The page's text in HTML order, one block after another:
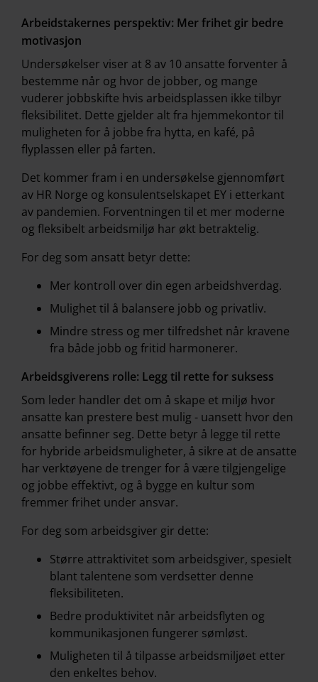
Arbeidstakernes perspektiv: Mer frihet gir bedre
motivasjon
Undersøkelser viser at 8 av 10 ansatte forventer å
bestemme når og hvor de jobber, og mange
vuderer jobbskifte hvis arbeidsplassen ikke tilbyr
fleksibilitet. Dette gjelder alt fra hjemmekontor til
muligheten for å jobbe fra hytta, en kafé, på
flyplassen eller på farten.
Det kommer fram i en undersøkelse gjennomført
av HR Norge og konsulentselskapet EY i etterkant
av pandemien. Forventningen til et mer moderne
og fleksibelt arbeidsmiljø har økt betraktelig.
For deg som ansatt betyr dette:
Mer kontroll over din egen arbeidshverdag.
Mulighet til å balansere jobb og privatliv.
Mindre stress og mer tilfredshet når kravene
fra både jobb og fritid harmonerer.
Arbeidsgiverens rolle: Legg til rette for suksess
Som leder handler det om å skape et miljø hvor
ansatte kan prestere best mulig - uansett hvor den
ansatte befinner seg. Dette betyr å legge til rette
for hybride arbeidsmuligheter, å sikre at de ansatte
har verktøyene de trenger for å være tilgjengelige
og jobbe effektivt, og å bygge en kultur som
fremmer frihet under ansvar.
For deg som arbeidsgiver gir dette:
Større attraktivitet som arbeidsgiver, spesielt
blant talentene som verdsetter denne
fleksibiliteten.
Bedre produktivitet når arbeidsflyten og
kommunikasjonen fungerer sømløst.
Muligheten til å tilpasse arbeidsmiljøet etter
den enkeltes behov.